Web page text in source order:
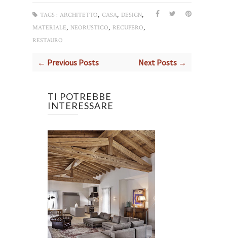
TAGS : ARCHITETTO CASA DESIGN
MATERIALE
NEORUSTICO RECUPERO
RESTAURO
← Previous Posts Next Posts →
TI POTREBBE
INTERESSARE